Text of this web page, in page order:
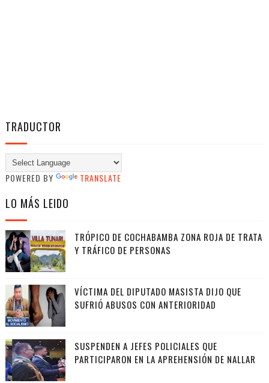
TRADUCTOR
POWERED BY TRANSLATE
LO MÁS LEIDO
TRÓPICO DE COCHABAMBA ZONA ROJA DE TRATA
Y TRÁFICO DE PERSONAS
VÍCTIMA DEL DIPUTADO MASISTA DIJO QUE
SUFRIÓ ABUSOS CON ANTERIORIDAD
SUSPENDEN A JEFES POLICIALES QUE
PARTICIPARON EN LA APREHENSIÓN DE NALLAR